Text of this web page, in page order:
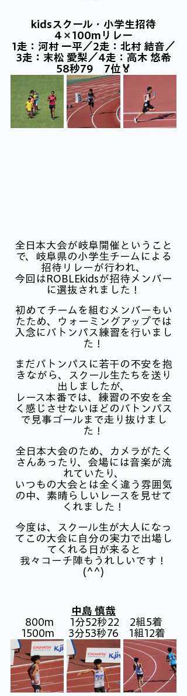
kidsスクール・小学生招待
4×100mリレー
1走：河村 一平／2走：北村 結音／
3走：末松 愛梨／4走：高木 悠希
58秒79　7位🏅
全日本大会が岐阜開催ということ
で、岐阜県の小学生チームによる
招待リレーが行われ、
今回はROBLEkidsが招待メンバー
に選抜されました！
初めてチームを組むメンバーもい
たため、ウォーミングアップでは
入念にバトンパス練習を行いまし
た！
まだバトンパスに若干の不安を抱
きながら、スクール生たちを送り
出しましたが、
レース本番では、練習の不安を全
く感じさせないほどのバトンパス
で見事ゴールまで走り抜けまし
た！
全日本大会のため、カメラがたく
さんあったり、会場には音楽が流
れていたり、
いつもの大会とは全く違う雰囲気
の中、素晴らしいレースを見せて
くれました！
今度は、スクール生が大人になっ
てこの大会に自分の実力で出場し
てくれる日が来ると
我々コーチ陣もうれしいです！
(^^)
中島 慎哉
800m　  1分52秒22　2組5着
1500m 	3分53秒76　1組12着